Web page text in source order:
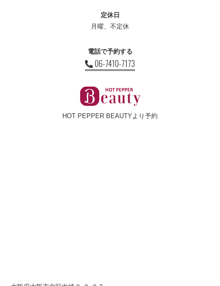
定休日
月曜、不定休
電話で予約する
06-7410-7173
HOT PEPPER BEAUTYより予約